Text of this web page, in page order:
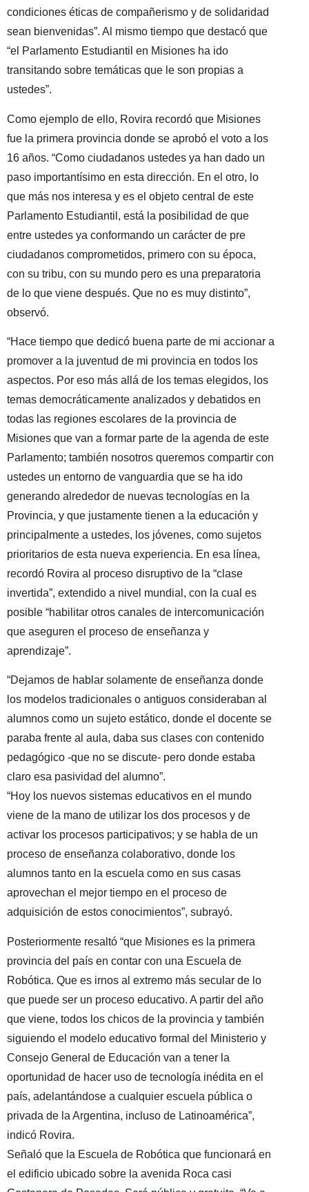
condiciones éticas de compañerismo y de solidaridad
sean bienvenidas”. Al mismo tiempo que destacó que
“el Parlamento Estudiantil en Misiones ha ido
transitando sobre temáticas que le son propias a
ustedes”.
Como ejemplo de ello, Rovira recordó que Misiones
fue la primera provincia donde se aprobó el voto a los
16 años. “Como ciudadanos ustedes ya han dado un
paso importantísimo en esta dirección. En el otro, lo
que más nos interesa y es el objeto central de este
Parlamento Estudiantil, está la posibilidad de que
entre ustedes ya conformando un carácter de pre
ciudadanos comprometidos, primero con su época,
con su tribu, con su mundo pero es una preparatoria
de lo que viene después. Que no es muy distinto”,
observó.
“Hace tiempo que dedicó buena parte de mi accionar a
promover a la juventud de mi provincia en todos los
aspectos. Por eso más allá de los temas elegidos, los
temas democráticamente analizados y debatidos en
todas las regiones escolares de la provincia de
Misiones que van a formar parte de la agenda de este
Parlamento; también nosotros queremos compartir con
ustedes un entorno de vanguardia que se ha ido
generando alrededor de nuevas tecnologías en la
Provincia, y que justamente tienen a la educación y
principalmente a ustedes, los jóvenes, como sujetos
prioritarios de esta nueva experiencia. En esa línea,
recordó Rovira al proceso disruptivo de la “clase
invertida”, extendido a nivel mundial, con la cual es
posible “habilitar otros canales de intercomunicación
que aseguren el proceso de enseñanza y
aprendizaje”.
“Dejamos de hablar solamente de enseñanza donde
los modelos tradicionales o antiguos consideraban al
alumnos como un sujeto estático, donde el docente se
paraba frente al aula, daba sus clases con contenido
pedagógico -que no se discute- pero donde estaba
claro esa pasividad del alumno”.
“Hoy los nuevos sistemas educativos en el mundo
viene de la mano de utilizar los dos procesos y de
activar los procesos participativos; y se habla de un
proceso de enseñanza colaborativo, donde los
alumnos tanto en la escuela como en sus casas
aprovechan el mejor tiempo en el proceso de
adquisición de estos conocimientos”, subrayó.
Posteriormente resaltó “que Misiones es la primera
provincia del país en contar con una Escuela de
Robótica. Que es irnos al extremo más secular de lo
que puede ser un proceso educativo. A partir del año
que viene, todos los chicos de la provincia y también
siguiendo el modelo educativo formal del Ministerio y
Consejo General de Educación van a tener la
oportunidad de hacer uso de tecnología inédita en el
país, adelantándose a cualquier escuela pública o
privada de la Argentina, incluso de Latinoamérica”,
indicó Rovira.
Señaló que la Escuela de Robótica que funcionará en
el edificio ubicado sobre la avenida Roca casi